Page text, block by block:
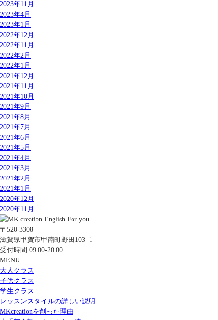
2023年11月
2023年4月
2023年1月
2022年12月
2022年11月
2022年2月
2022年1月
2021年12月
2021年11月
2021年10月
2021年9月
2021年8月
2021年7月
2021年6月
2021年5月
2021年4月
2021年3月
2021年2月
2021年1月
2020年12月
2020年11月
〒520-3308
滋賀県甲賀市甲南町野田103−1
受付時間 09:00-20:00
MENU
大人クラス
子供クラス
学生クラス
レッスンスタイルの詳しい説明
MKcreationを創った理由